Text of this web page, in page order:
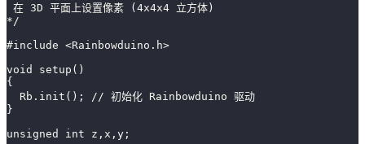
在 3D 平面上设置像素 (4x4x4 立方体)
*/
#include <Rainbowduino.h>
void setup()
{
  Rb.init(); // 初始化 Rainbowduino 驱动
}
unsigned int z,x,y;